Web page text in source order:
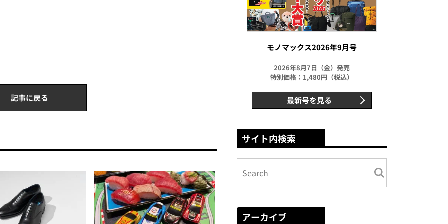
記事に戻る
モノマックス2026年9月号
2026年8月7日（金）発売
特別価格：1,480円（税込）
最新号を見る
サイト内検索
アーカイブ